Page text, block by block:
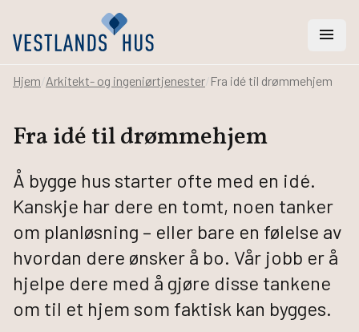
menu
Hus
Hytter
Rehabilitering
Arkitekt- og ingeniørtjenester
Svanemerket hus
Bygge hus
Hjem Arkitekt- og ingeniørtjenester Fra idé til drømmehjem
Fra idé til drømmehjem
Å bygge hus starter ofte med en idé.
Kanskje har dere en tomt, noen tanker
om planløsning – eller bare en følelse av
hvordan dere ønsker å bo. Vår jobb er å
hjelpe dere med å gjøre disse tankene
om til et hjem som faktisk kan bygges.